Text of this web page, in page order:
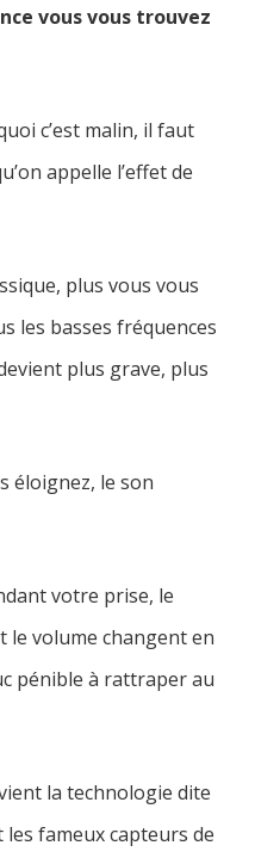
vous vous trouvez
c’est malin, il faut
appelle l’effet de
plus vous vous
les basses fréquences
plus grave, plus
éloignez, le son
votre prise, le
le volume changent en
pénible à rattraper au
la technologie dite
les fameux capteurs de